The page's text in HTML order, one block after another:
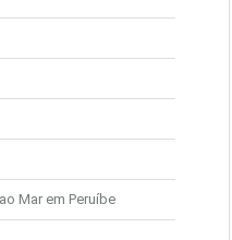
Mar em Peruíbe